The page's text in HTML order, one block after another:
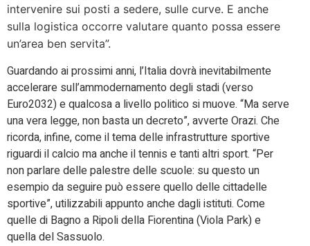
intervenire sui posti a sedere, sulle curve. E anche
sulla logistica occorre valutare quanto possa essere
un’area ben servita”.
Guardando ai prossimi anni, l’Italia dovrà inevitabilmente
accelerare sull’ammodernamento degli stadi (verso
Euro2032) e qualcosa a livello politico si muove. “Ma serve
una vera legge, non basta un decreto”, avverte Orazi. Che
ricorda, infine, come il tema delle infrastrutture sportive
riguardi il calcio ma anche il tennis e tanti altri sport. “Per
non parlare delle palestre delle scuole: su questo un
esempio da seguire può essere quello delle cittadelle
sportive”, utilizzabili appunto anche dagli istituti. Come
quelle di Bagno a Ripoli della Fiorentina (Viola Park) e
quella del Sassuolo.